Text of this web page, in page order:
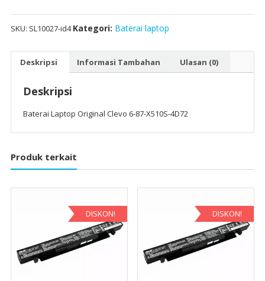
X510S-
4D72
SKU: SL10027-id4 Kategori: Baterai laptop
Deskripsi Informasi Tambahan Ulasan (0)
Deskripsi
Baterai Laptop Original Clevo 6-87-X510S-4D72
Produk terkait
DISKON! DISKON!